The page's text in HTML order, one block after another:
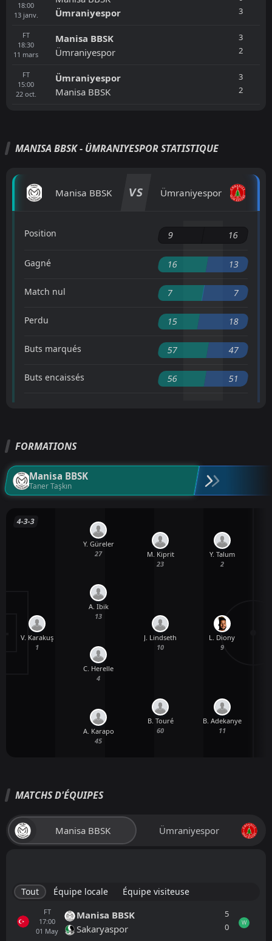
18:00
13 janv.
Ümraniyespor
3
FT
18:30
11 mars
Manisa BBSK
Ümraniyespor
3
2
FT
15:00
22 oct.
Ümraniyespor
Manisa BBSK
3
2
MANISA BBSK - ÜMRANIYESPOR STATISTIQUE
Manisa BBSK VS Ümraniyespor
Position 9 16
Gagné 16 13
Match nul 7 7
Perdu 15 18
Buts marqués 57 47
Buts encaissés 56 51
FORMATIONS
Manisa BBSK
Taner Taşkın
4-3-3
V. Karakuş
1
A. Karapo
45
C. Herelle
4
A. Ibik
13
Y. Güreler
27
B. Touré
60
J. Lindseth
10
M. Kiprit
23
B. Adekanye
11
L. Diony
9
Y. Talum
2
MATCHS D'ÉQUIPES
Manisa BBSK Ümraniyespor
Tout Équipe locale Équipe visiteuse
FT
17:00
01 May
Manisa BBSK
Sakaryaspor
5
0
W